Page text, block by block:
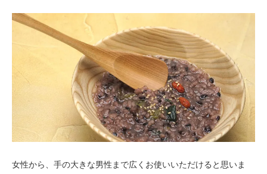
女性から、手の大きな男性まで広くお使いいただけると思いま